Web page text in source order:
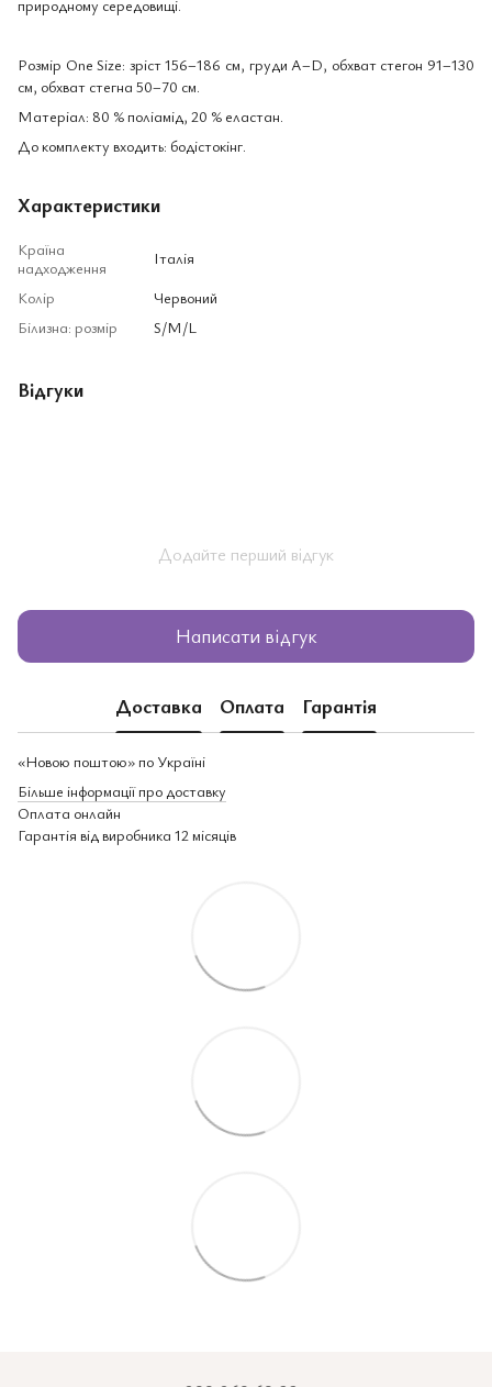
природному середовищі.
Розмір One Size: зріст 156–186 см, груди A–D, обхват стегон 91–130
см, обхват стегна 50–70 см.
Матеріал: 80 % поліамід, 20 % еластан.
До комплекту входить: бодістокінг.
Характеристики
Країна
надходження
Італія
Колір
Червоний
Білизна: розмір
S/M/L
Відгуки
Додайте перший відгук
Написати відгук
Доставка Оплата Гарантія
«Новою поштою» по Україні
Більше інформації про доставку
Оплата онлайн
Гарантія від виробника 12 місяців